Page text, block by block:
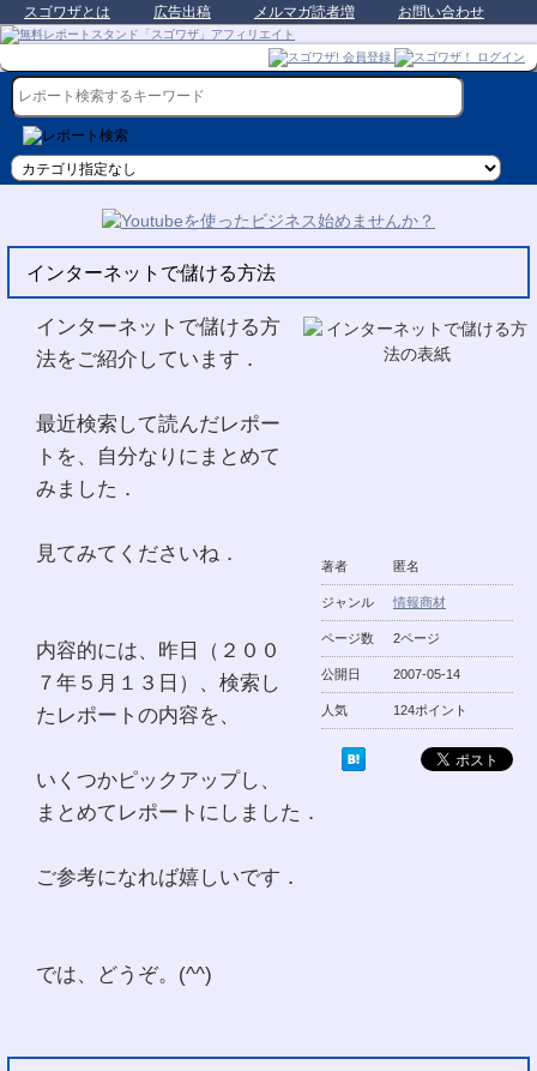
スゴワザとは 広告出稿 メルマガ読者増 お問い合わせ
インターネットで儲ける方法
著者 匿名
ジャンル 情報商材
ページ数 2ページ
公開日 2007-05-14
人気 124ポイント
インターネットで儲ける方
法をご紹介しています．
最近検索して読んだレポー
トを、自分なりにまとめて
みました．
見てみてくださいね．
内容的には、昨日（２００
７年５月１３日）、検索し
たレポートの内容を、
いくつかピックアップし、
まとめてレポートにしました．
ご参考になれば嬉しいです．
では、どうぞ。(^^)